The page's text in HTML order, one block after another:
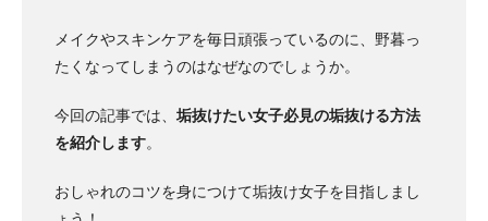
メイクやスキンケアを毎日頑張っているのに、野暮っ
たくなってしまうのはなぜなのでしょうか。
今回の記事では、 垢抜けたい女子必見の垢抜ける方法
を紹介します。
おしゃれのコツを身につけて垢抜け女子を目指しまし